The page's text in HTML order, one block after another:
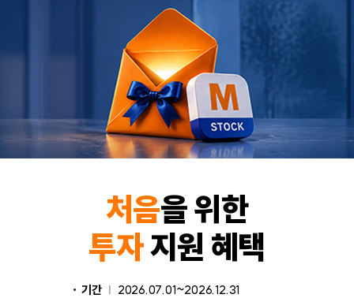
미래에셋증권 신규 고
처음을 위한
투자지원 혜택
기간 | 2026.07.01~2026.12.31